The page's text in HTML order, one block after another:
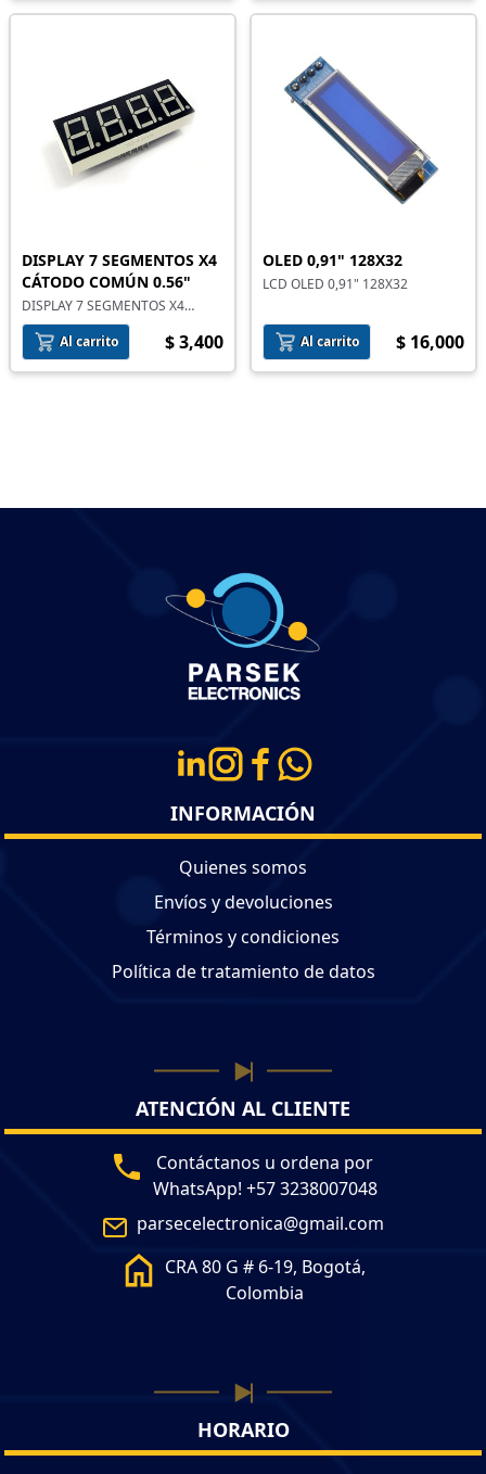
DISPLAY 7 SEGMENTOS X4
CÁTODO COMÚN 0.56"
DISPLAY 7 SEGMENTOS X4
CÁTODO COMÚN 0.56"
Al carrito
$ 3,400
OLED 0,91" 128X32
LCD OLED 0,91" 128X32
Al carrito $ 16,000
INFORMACIÓN
Quienes somos
Envíos y devoluciones
Términos y condiciones
Política de tratamiento de datos
ATENCIÓN AL CLIENTE
Contáctanos u ordena por
WhatsApp! +57 3238007048
parsecelectronica@gmail.com
CRA 80 G # 6-19, Bogotá,
Colombia
HORARIO